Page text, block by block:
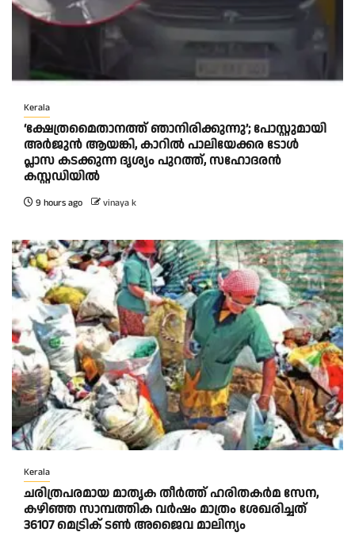
Kerala
‘ക്ഷേത്രമൈതാനത്ത് ഞാനിരിക്കുന്നു’; പോസ്റ്റുമായി
അർജുൻ ആയങ്കി, കാറിൽ പാലിയേക്കര ടോൾ
പ്ലാസ കടക്കുന്ന ദൃശ്യം പുറത്ത്, സഹോദരൻ
കസ്റ്റഡിയിൽ
9 hours ago vinaya k
Kerala
ചരിത്രപരമായ മാതൃക തീര്‍ത്ത് ഹരിതകര്‍മ സേന,
കഴിഞ്ഞ സാമ്പത്തിക വര്‍ഷം മാത്രം ശേഖരിച്ചത്
36107 മെട്രിക് ടണ്‍ അജൈവ മാലിന്യം